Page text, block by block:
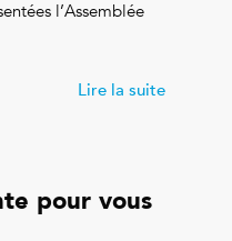
l’Assemblée
Lire la suite
pour vous